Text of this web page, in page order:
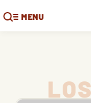
MENU